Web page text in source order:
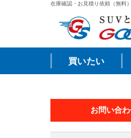
在庫確認・お見積り依頼（無料）
買いたい
お問い合